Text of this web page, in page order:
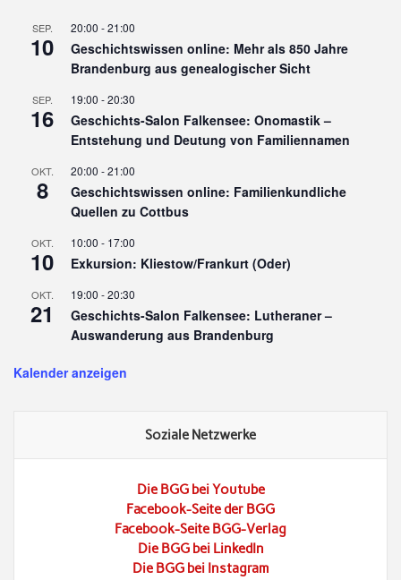
SEP.
10
20:00 -21:00
Geschichtswissen online: Mehr als 850 Jahre
Brandenburg aus genealogischer Sicht
SEP.
16
19:00 -20:30
Geschichts-Salon Falkensee: Onomastik –
Entstehung und Deutung von Familiennamen
OKT.
8
20:00 -21:00
Geschichtswissen online: Familienkundliche
Quellen zu Cottbus
OKT.
10
10:00 - 17:00
Exkursion: Kliestow/Frankurt (Oder)
OKT.
21
19:00 -20:30
Geschichts-Salon Falkensee: Lutheraner –
Auswanderung aus Brandenburg
Kalender anzeigen
Soziale Netzwerke
Die BGG bei Youtube
Facebook-Seite der BGG
Facebook-Seite BGG-Verlag
Die BGG bei LinkedIn
Die BGG bei Instagram